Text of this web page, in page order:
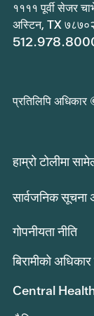
११११ पूर्वी सेजर
अस्टिन, TX
प्रतिलिपि
हाम्रो टोलीमा
सार्वजनिक सूचना
गोपनीयता नीति
बिरामीको
Central Health